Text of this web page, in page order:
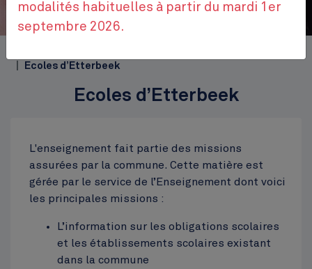
Ecoles d’Etterbeek
Ecoles d’Etterbeek
L'enseignement fait partie des missions
assurées par la commune. Cette matière est
gérée par le service de l’Enseignement dont voici
les principales missions :
L’information sur les obligations scolaires
et les établissements scolaires existant
dans la commune
modalités habituelles à partir du mardi 1er
septembre 2026.